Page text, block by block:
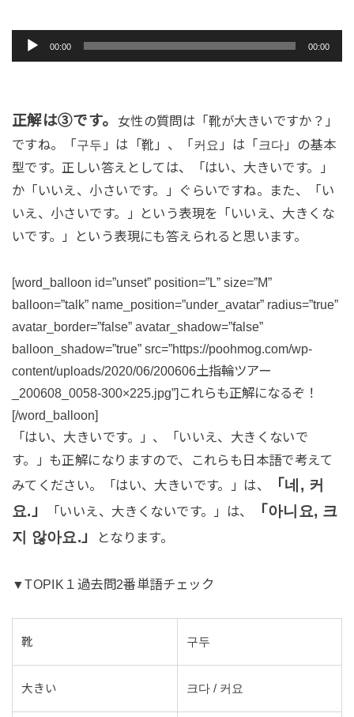
声
ー
ヤ
ー
00:00 00:00
正解は③です。 女性の質問は「靴が大きいですか？」
ですね。「구두」は「靴」、「커요」は「크다」の基本
型です。正しい答えとしては、「はい、大きいです。」
か「いいえ、小さいです。」ぐらいですね。また、「い
いえ、小さいです。」という表現を「いいえ、大きくな
いです。」という表現にも答えられると思います。
[word_balloon id=”unset” position=”L” size=”M”
balloon=”talk” name_position=”under_avatar” radius=”true”
avatar_border=”false” avatar_shadow=”false”
balloon_shadow=”true” src=”https://poohmog.com/wp-
content/uploads/2020/06/200606土指輪ツアー
_200608_0058-300×225.jpg”]これらも正解になるぞ！
[/word_balloon]
「はい、大きいです。」、「いいえ、大きくないで
す。」も正解になりますので、これらも日本語で考えて
みてください。「はい、大きいです。」は、
「네, 커
요.」
「いいえ、大きくないです。」は、
「아니요, 크
지 않아요.」
となります。
▼TOPIK１過去問2番単語チェック
靴 구두
大きい 크다 / 커요